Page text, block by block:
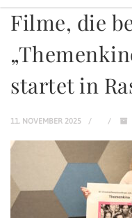
Filme, die
startet in
11. NOVEMBER 2025